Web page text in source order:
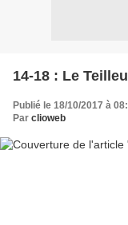
14-18 : Le
Publié le 18/10/2017 à
Par clioweb